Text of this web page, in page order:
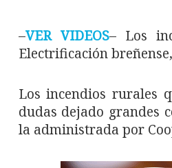
–VER VIDEOS– Los
Electrificación
Los incendios rurales
dudas dejado grandes
la administrada por